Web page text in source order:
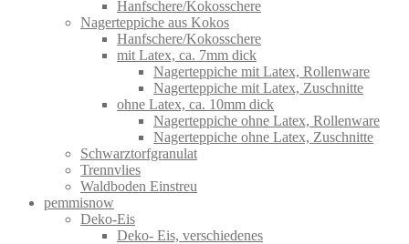
Hanfschere/Kokosschere
Nagerteppiche aus Kokos
Hanfschere/Kokosschere
mit Latex, ca. 7mm dick
Nagerteppiche mit Latex, Rollenware
Nagerteppiche mit Latex, Zuschnitte
ohne Latex, ca. 10mm dick
Nagerteppiche ohne Latex, Rollenware
Nagerteppiche ohne Latex, Zuschnitte
Schwarztorfgranulat
Trennvlies
Waldboden Einstreu
pemmisnow
Deko-Eis
Deko- Eis, verschiedenes